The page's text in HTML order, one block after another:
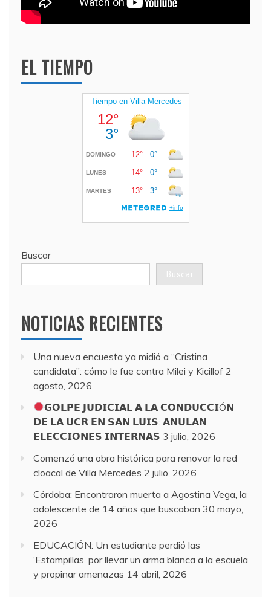
EL TIEMPO
Buscar
Buscar
NOTICIAS RECIENTES
Una nueva encuesta ya midió a “Cristina
candidata”: cómo le fue contra Milei y Kicillof 2
agosto, 2026
𝗚𝗢𝗟𝗣𝗘 𝗝𝗨𝗗𝗜𝗖𝗜𝗔𝗟 𝗔 𝗟𝗔 𝗖𝗢𝗡𝗗𝗨𝗖𝗖𝗜Ó𝗡
𝗗𝗘 𝗟𝗔 𝗨𝗖𝗥 𝗘𝗡 𝗦𝗔𝗡 𝗟𝗨𝗜𝗦: 𝗔𝗡𝗨𝗟𝗔𝗡
𝗘𝗟𝗘𝗖𝗖𝗜𝗢𝗡𝗘𝗦 𝗜𝗡𝗧𝗘𝗥𝗡𝗔𝗦 3 julio, 2026
Comenzó una obra histórica para renovar la red
cloacal de Villa Mercedes 2 julio, 2026
Córdoba: Encontraron muerta a Agostina Vega, la
adolescente de 14 años que buscaban 30 mayo,
2026
EDUCACIÓN: Un estudiante perdió las
‘Estampillas’ por llevar un arma blanca a la escuela
y propinar amenazas 14 abril, 2026